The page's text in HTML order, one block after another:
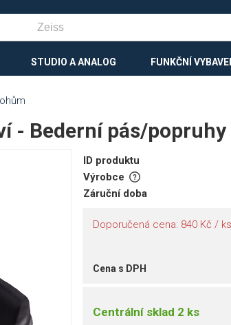
STUDIO A ANALOG FUNKČNÍ
- Bederní pás/popruhy
ID produktu
Výrobce
Záruční doba
Doporučená cena: 840 Kč /
Cena s DPH
Centrální sklad 2 ks